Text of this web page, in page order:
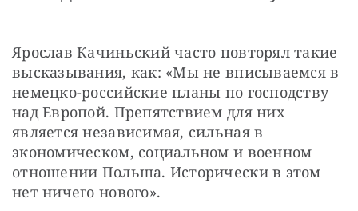
Ярослав Качиньский часто повторял такие
высказывания, как: «Мы не вписываемся в
немецко-российские планы по господству
над Европой. Препятствием для них
является независимая, сильная в
экономическом, социальном и военном
отношении Польша. Исторически в этом
нет ничего нового».